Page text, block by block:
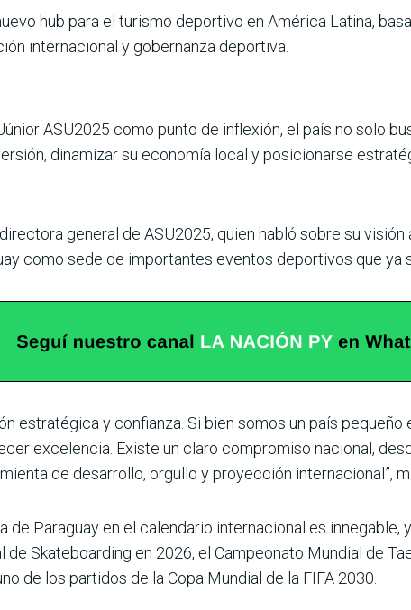
hub para el turismo depor­tivo en América Latina,
internacional y gobernanza deportiva.
ASU2025 como punto de inflexión, el país no solo
dinamizar su eco­nomía local y posicionarse
general de ASU2025, quien habló sobre su
como sede de impor­tantes eventos deportivos que ya
estratégica y con­fianza. Si bien somos un país
excelencia. Existe un claro compromiso nacio­nal,
de desarrollo, orgullo y proyección internacional”,
Paraguay en el calendario internacional es innegable,
Skateboarding en 2026, el Campeonato Mundial de
de los partidos de la Copa Mun­dial de la FIFA 2030.